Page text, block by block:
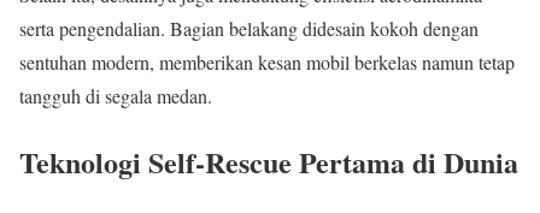
serta pengendalian. Bagian belakang didesain kokoh dengan
sentuhan modern, memberikan kesan mobil berkelas namun tetap
tangguh di segala medan.
Teknologi Self-Rescue Pertama di Dunia